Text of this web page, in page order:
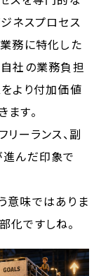
ネスプロセス
務に特化した
自社の業務負担
より付加価値
す。
リーランス、副
進んだ印象で
意味ではありま
化ですしね。